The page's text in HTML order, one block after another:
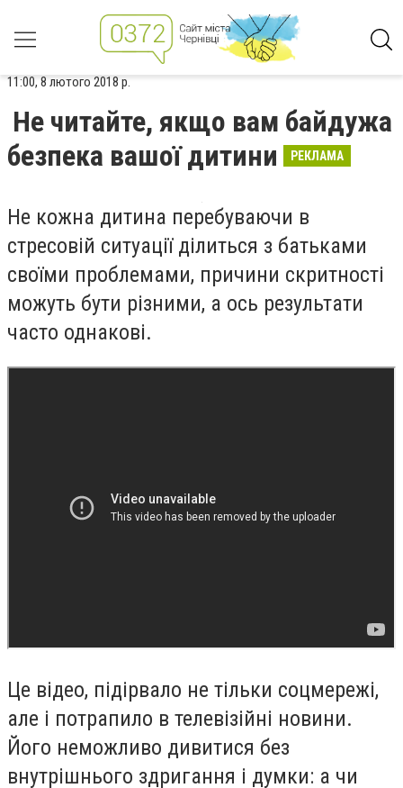
11:00, 8 лютого 2018 р.
Не читайте, якщо вам байдужа
безпека вашої дитини
РЕКЛАМА
Не кожна дитина перебуваючи в
стресовій ситуації ділиться з батьками
своїми проблемами, причини скритності
можуть бути різними, а ось результати
часто однакові.
Це відео, підірвало не тільки соцмережі,
але і потрапило в телевізійні новини.
Його неможливо дивитися без
внутрішнього здригання і думки: а чи